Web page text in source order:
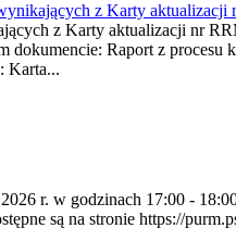
z Karty aktualizacji
z Karty aktualizacji nr
dokumencie: Raport z
Karta...
r. w godzinach 17:00 -
są na stronie https://